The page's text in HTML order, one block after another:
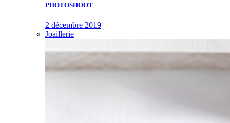
PHOTOSHOOT
2 décembre 2019
Joaillerie